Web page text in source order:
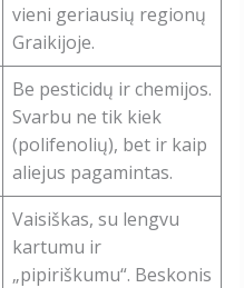
vieni geriausių regionų
Graikijoje.
Be pesticidų ir chemijos.
Svarbu ne tik kiek
(polifenolių), bet ir kaip
aliejus pagamintas.
Vaisiškas, su lengvu
kartumu ir
„pipiriškumu“. Beskonis